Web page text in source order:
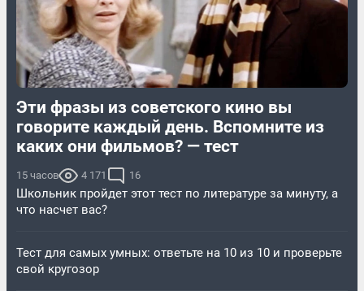
Эти фразы из советского кино вы
говорите каждый день. Вспомните из
каких они фильмов? — тест
15 часов 4 171 16
Школьник пройдет этот тест по литературе за минуту, а
что насчет вас?
Тест для самых умных: ответьте на 10 из 10 и проверьте
свой кругозор